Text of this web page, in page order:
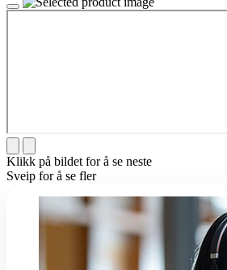
Klikk på bildet for å se neste
Sveip for å se fler